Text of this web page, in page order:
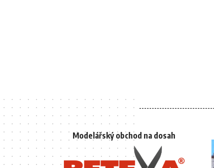
Modelářský obchod na dosah